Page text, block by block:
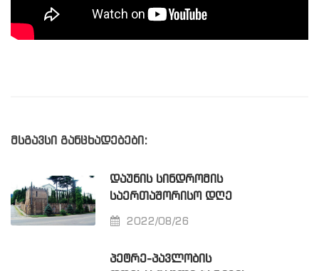
მსგავსი განცხადებები:
ᲓᲐᲣᲜᲘᲡ ᲡᲘᲜᲓᲠᲝᲛᲘᲡ
ᲡᲐᲔᲠᲗᲐᲨᲝᲠᲘᲡᲝ ᲓᲦᲔ
2022/08/26
ᲞᲔᲢᲠᲔ-ᲞᲐᲕᲚᲝᲑᲘᲡ